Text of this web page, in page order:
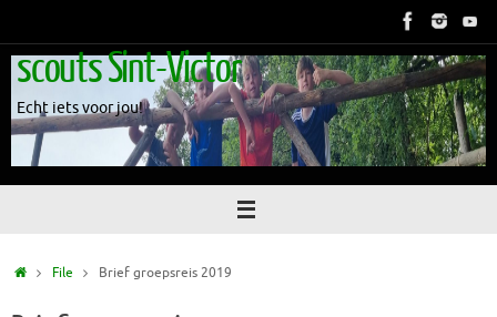
content
scouts Sint-Victor
Echt iets voor jou!
HomeFile Brief groepsreis 2019